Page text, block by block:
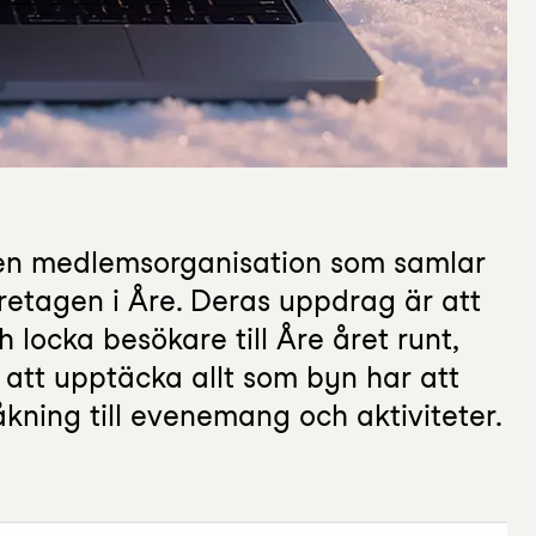
medlemsorganisation som samlar
i Åre. Deras uppdrag är att
locka besökare till Åre året runt,
upptäcka allt som byn har att
till evenemang och aktiviteter.